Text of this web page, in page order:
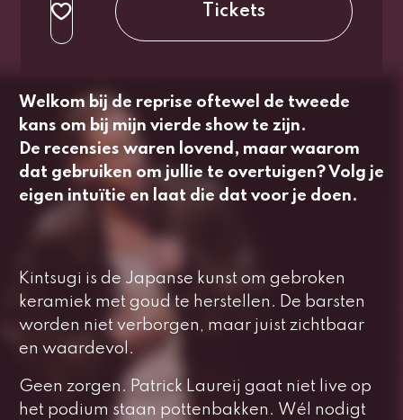
3e rang
Tickets
Welkom bij de reprise oftewel de tweede
kans om bij mijn vierde show te zijn.
De recensies waren lovend, maar waarom
dat gebruiken om jullie te overtuigen? Volg je
eigen intuïtie en laat die dat voor je doen.
Kintsugi is de Japanse kunst om gebroken
keramiek met goud te herstellen. De barsten
worden niet verborgen, maar juist zichtbaar
en waardevol.
Geen zorgen. Patrick Laureij gaat niet live op
het podium staan pottenbakken. Wél nodigt